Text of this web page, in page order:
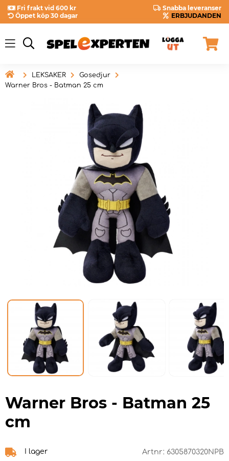
Fri frakt vid 600 kr
Snabba leveranser
Öppet köp 30 dagar
ERBJUDANDEN
 LEKSAKER
Gosedjur
Warner Bros - Batman 25 cm
Warner Bros - Batman 25
cm
I lager Artnr: 6305870320NPB